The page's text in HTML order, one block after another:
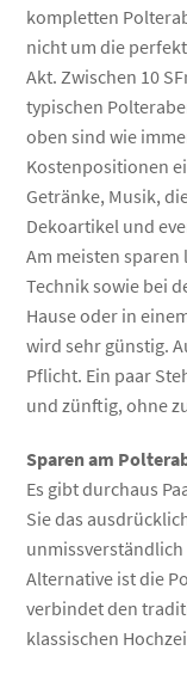
kompletten
nicht um die
Akt. Zwischen 10
typischen
oben sind wie
Kostenpositionen
Getränke, Musik,
Dekoartikel und
Am meisten sparen
Technik sowie bei
Hause oder in
wird sehr günstig.
Pflicht. Ein paar
und zünftig, ohne
Sparen am
Es gibt durchaus
Sie das
Alternative ist die
verbindet den
klassischen